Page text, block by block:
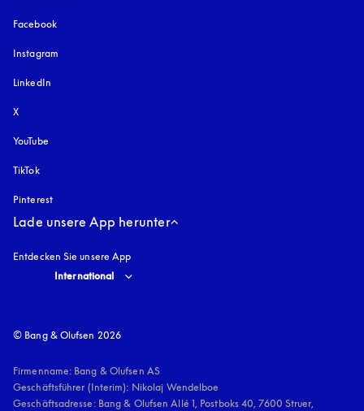
Facebook
Instagram
LinkedIn
X
YouTube
TikTok
Pinterest
Lade unsere App herunter
Entdecken Sie unsere App
Select country and language
International
© Bang & Olufsen 2026
Firmenname: Bang & Olufsen AS
Geschäftsführer (Interim): Nikolaj Wendelboe
Geschäftsadresse: Bang & Olufsen Allé 1, Postboks 40, 7600 Struer,